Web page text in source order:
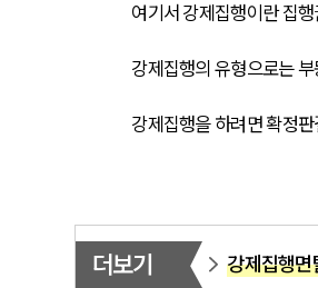
여기서 강제집행이란 집
강제집행의 유형으로는
강제집행을 하려면 확정
더보기 강제집행